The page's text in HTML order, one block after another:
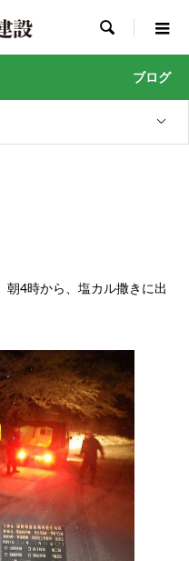

ブログ
朝4時から、塩カル撒きに出